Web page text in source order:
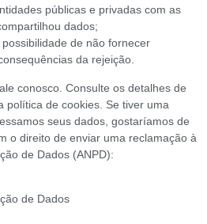
públicas e privadas com as
dados;
de não fornecer
da rejeição.
conosco. Consulte os detalhes de
política de cookies. Se tiver uma
seus dados, gostaríamos de
o direito de enviar uma reclamação à
de Dados (ANPD):
de Dados